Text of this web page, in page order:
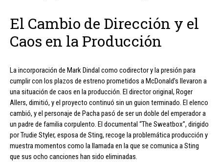
El Cambio de Dirección y el
Caos en la Producción
La incorporación de Mark Dindal como codirector y la presión para
cumplir con los plazos de estreno prometidos a McDonald’s llevaron a
una situación de caos en la producción. El director original, Roger
Allers, dimitió, y el proyecto continuó sin un guion terminado. El elenco
cambió, y el personaje de Pacha pasó de ser un doble del emperador a
un padre de familia corpulento. El documental “The Sweatbox”, dirigido
por Trudie Styler, esposa de Sting, recoge la problemática producción y
muestra momentos como la llamada en la que se comunica a Sting
que sus ocho canciones han sido eliminadas.